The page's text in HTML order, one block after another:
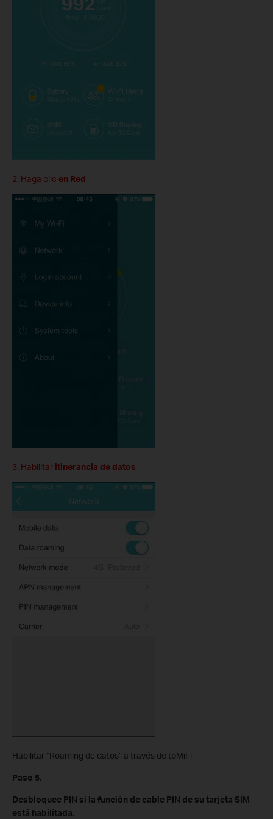
2. Haga clic en Red
3. Habilitar itinerancia de datos
Habilitar “Roaming de datos” a través de tpMiFi
Paso 5.
Desbloquee PIN si la función de cable PIN de su tarjeta SIM
está habilitada.